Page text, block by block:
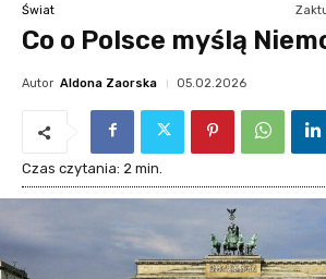
Świat
Co o Polsce myślą
Autor Aldona Zaorska 05.02.2026
Czas czytania: 2 min.